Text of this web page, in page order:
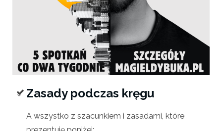
Zasady podczas kręgu
A wszystko z szacunkiem i zasadami, które